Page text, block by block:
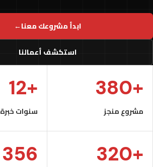
ابدأ مشروعك معنا←
استكشف أعمالنا
+380
مشروع منجز
+12
سنوات خبرة
+320
356